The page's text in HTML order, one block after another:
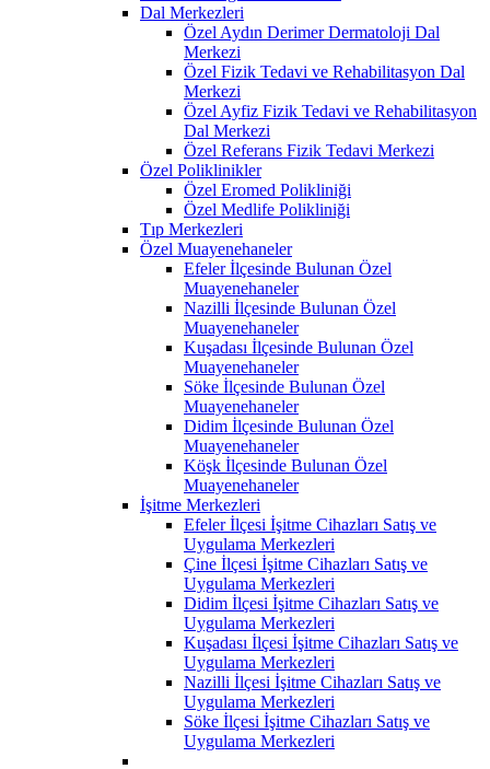
Dal Merkezleri
Özel Aydın Derimer Dermatoloji Dal
Merkezi
Özel Fizik Tedavi ve Rehabilitasyon Dal
Merkezi
Özel Ayfiz Fizik Tedavi ve Rehabilitasyon
Dal Merkezi
Özel Referans Fizik Tedavi Merkezi
Özel Poliklinikler
Özel Eromed Polikliniği
Özel Medlife Polikliniği
Tıp Merkezleri
Özel Muayenehaneler
Efeler İlçesinde Bulunan Özel
Muayenehaneler
Nazilli İlçesinde Bulunan Özel
Muayenehaneler
Kuşadası İlçesinde Bulunan Özel
Muayenehaneler
Söke İlçesinde Bulunan Özel
Muayenehaneler
Didim İlçesinde Bulunan Özel
Muayenehaneler
Köşk İlçesinde Bulunan Özel
Muayenehaneler
İşitme Merkezleri
Efeler İlçesi İşitme Cihazları Satış ve
Uygulama Merkezleri
Çine İlçesi İşitme Cihazları Satış ve
Uygulama Merkezleri
Didim İlçesi İşitme Cihazları Satış ve
Uygulama Merkezleri
Kuşadası İlçesi İşitme Cihazları Satış ve
Uygulama Merkezleri
Nazilli İlçesi İşitme Cihazları Satış ve
Uygulama Merkezleri
Söke İlçesi İşitme Cihazları Satış ve
Uygulama Merkezleri